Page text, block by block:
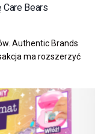
Care Bears
Authentic Brands
ma rozszerzyć